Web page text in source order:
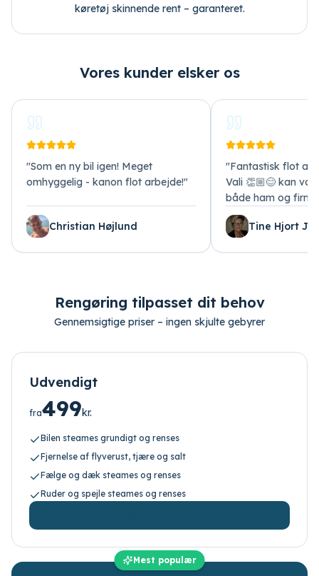
køretøj skinnende rent – garanteret.
Vores kunder elsker os
"Som en ny bil igen! Meget
omhyggelig - kanon flot arbejde!"
Christian Højlund
"Fantastisk flot
Vali 👏🏼😊 kan
både ham og
Tine Hjort
Rengøring tilpasset dit behov
Gennemsigtige priser – ingen skjulte gebyrer
Udvendigt
fra499kr.
Bilen steames grundigt og renses
Fjernelse af flyverust, tjære og salt
Fælge og dæk steames og renses
Ruder og spejle steames og renses
Mest populær